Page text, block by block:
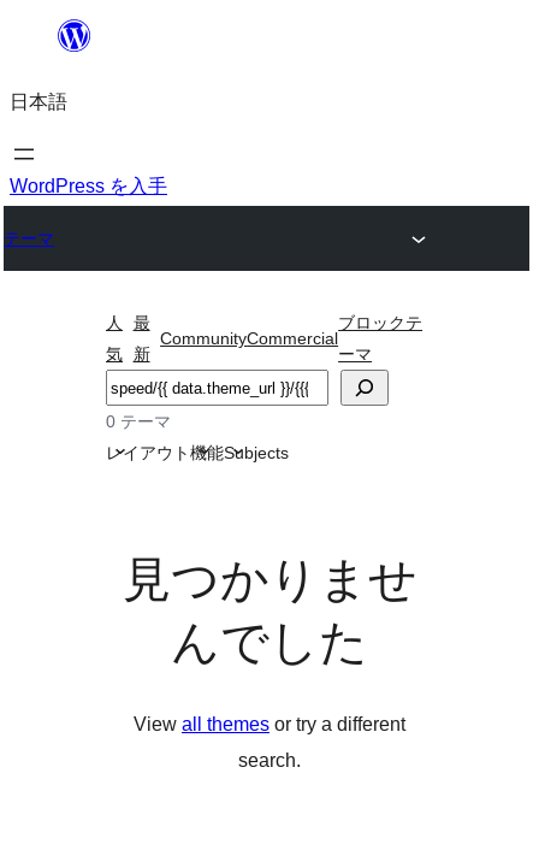
を
ス
キ
プ
日本語
WordPress を入手
テーマ
人
気
最
新
CommunityCommercial
ブロックテ
ーマ
検
索
0 テーマ
レイアウト機能Subjects
見つかりませ
んでした
View all themes or try a different
search.